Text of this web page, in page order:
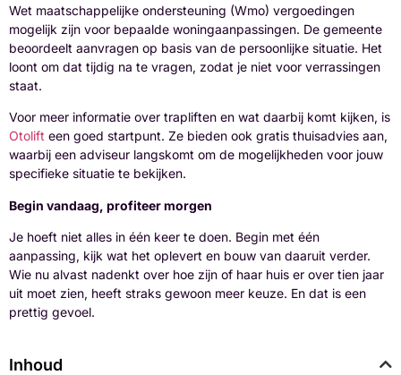
Wet maatschappelijke ondersteuning (Wmo) vergoedingen
mogelijk zijn voor bepaalde woningaanpassingen. De gemeente
beoordeelt aanvragen op basis van de persoonlijke situatie. Het
loont om dat tijdig na te vragen, zodat je niet voor verrassingen
staat.
Voor meer informatie over trapliften en wat daarbij komt kijken, is
Otolift een goed startpunt. Ze bieden ook gratis thuisadvies aan,
waarbij een adviseur langskomt om de mogelijkheden voor jouw
specifieke situatie te bekijken.
Begin vandaag, profiteer morgen
Je hoeft niet alles in één keer te doen. Begin met één
aanpassing, kijk wat het oplevert en bouw van daaruit verder.
Wie nu alvast nadenkt over hoe zijn of haar huis er over tien jaar
uit moet zien, heeft straks gewoon meer keuze. En dat is een
prettig gevoel.
Inhoud